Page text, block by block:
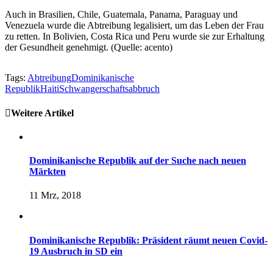
Auch in Brasilien, Chile, Guatemala, Panama, Paraguay und
Venezuela wurde die Abtreibung legalisiert, um das Leben der Frau
zu retten. In Bolivien, Costa Rica und Peru wurde sie zur Erhaltung
der Gesundheit genehmigt. (Quelle: acento)
Tags: AbtreibungDominikanische
RepublikHaitiSchwangerschaftsabbruch
Weitere Artikel
Dominikanische Republik auf der Suche nach neuen
Märkten
11 Mrz, 2018
Dominikanische Republik: Präsident räumt neuen Covid-
19 Ausbruch in SD ein